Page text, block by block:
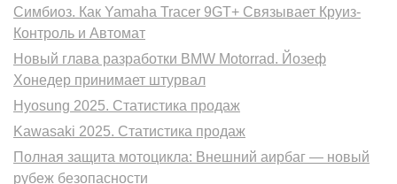
Симбиоз. Как Yamaha Tracer 9GT+ Связывает Круиз-
Контроль и Автомат
Новый глава разработки BMW Motorrad. Йозеф
Хонедер принимает штурвал
Hyosung 2025. Статистика продаж
Kawasaki 2025. Статистика продаж
Полная защита мотоцикла: Внешний аирбаг — новый
рубеж безопасности